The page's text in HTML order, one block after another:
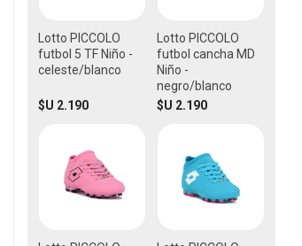
Lotto PICCOLO
futbol 5 TF Niño -
celeste/blanco
$U 2.190
Lotto PICCOLO
futbol cancha MD
Niño -
negro/blanco
$U 2.190